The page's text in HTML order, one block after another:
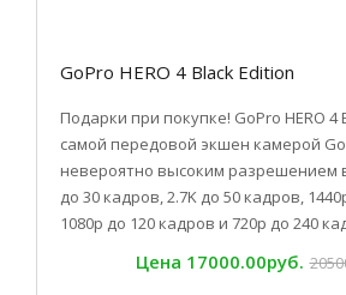
GoPro HERO 4 Black Edition
Подарки при покупке! GoPro HERO 4
самой передовой экшен камерой
невероятно высоким разрешением
до 30 кадров, 2.7K до 50 кадров,
1080p до 120 кадров и 720p до 240
Цена 17000.00руб.